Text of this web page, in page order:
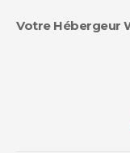
Votre Hébergeur